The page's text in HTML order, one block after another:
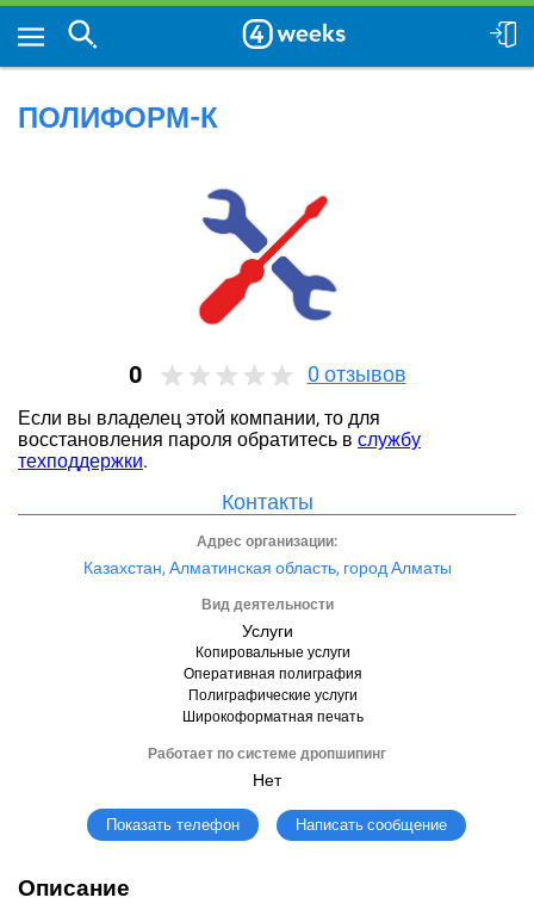
ПОЛИФОРМ-К
0 0 отзывов
Если вы владелец этой компании, то для
восстановления пароля обратитесь в службу
техподдержки.
Контакты
Адрес организации:
Казахстан, Алматинская область, город Алматы
Вид деятельности
Услуги
Копировальные услуги
Оперативная полиграфия
Полиграфические услуги
Широкоформатная печать
Работает по системе дропшипинг
Нет
Показать телефон Написать сообщение
Описание